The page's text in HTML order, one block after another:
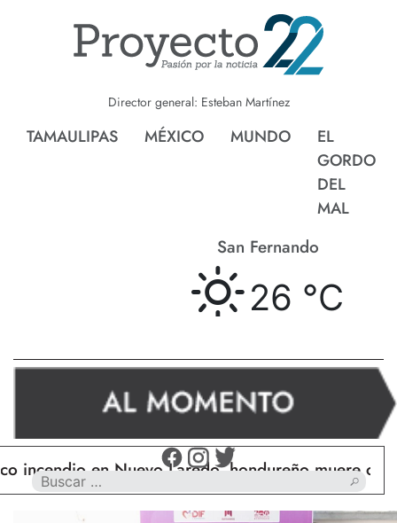
Director general: Esteban Martínez
TAMAULIPAS MÉXICO MUNDO
EL
GORDO
DEL
MAL
San Fernando
26 °C
en Nuevo Laredo, hondureño muere calcinado